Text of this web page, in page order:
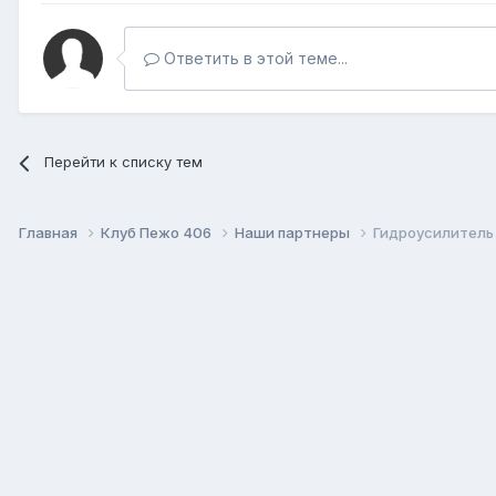
Ответить в этой теме...
Перейти к списку тем
Главная Клуб Пежо 406 Наши партнеры Гидроусилитель